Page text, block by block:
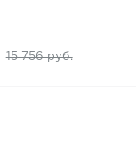
15 756 руб.